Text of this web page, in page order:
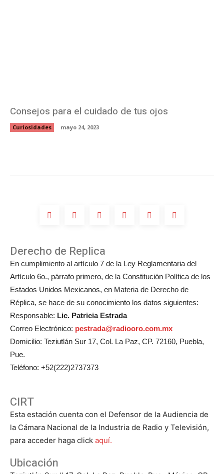
Consejos para el cuidado de tus ojos
Curiosidades mayo 24, 2023
Derecho de Replica
En cumplimiento al artículo 7 de la Ley Reglamentaria del
Artículo 6o., párrafo primero, de la Constitución Política de los
Estados Unidos Mexicanos, en Materia de Derecho de
Réplica, se hace de su conocimiento los datos siguientes:
Responsable: Lic. Patricia Estrada
Correo Electrónico: pestrada@radiooro.com.mx
Domicilio: Teziutlán Sur 17, Col. La Paz, CP. 72160, Puebla,
Pue.
Teléfono: +52(222)2737373
CIRT
Esta estación cuenta con el Defensor de la Audiencia de
la Cámara Nacional de la Industria de Radio y Televisión,
para acceder haga click aquí.
Ubicación